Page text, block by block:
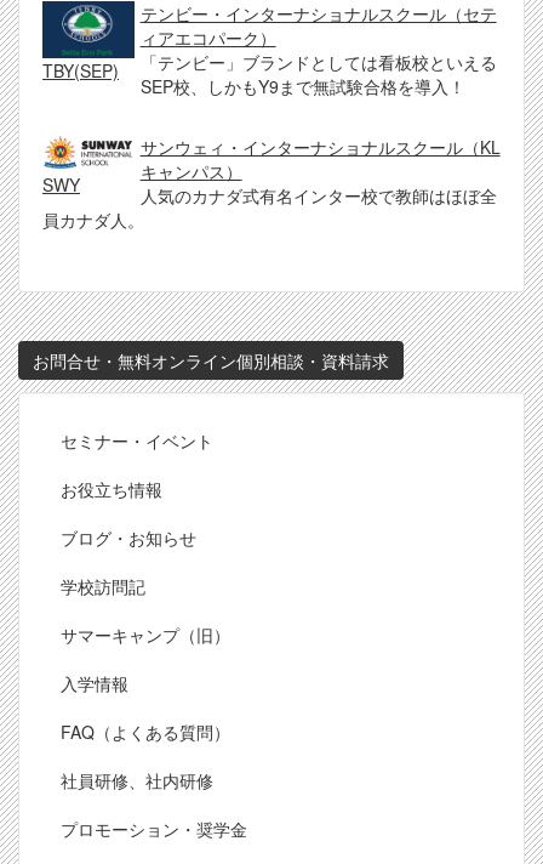
TBY(SEP)
テンビー・インターナショナルスクール（セテ
ィアエコパーク）
「テンビー」ブランドとしては看板校といえる
SEP校、しかもY9まで無試験合格を導入！
SWY
サンウェィ・インターナショナルスクール（KL
キャンパス）
人気のカナダ式有名インター校で教師はほぼ全
員カナダ人。
お問合せ・無料オンライン個別相談・資料請求
Footer
セミナー・イベント
お役立ち情報
ブログ・お知らせ
学校訪問記
サマーキャンプ（旧）
入学情報
FAQ（よくある質問）
社員研修、社内研修
プロモーション・奨学金